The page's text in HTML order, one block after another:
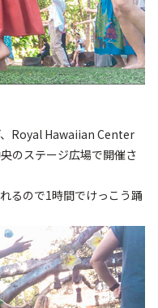
Royal Hawaiian Center
のステージ広場で開催さ
るので1時間でけっこう踊